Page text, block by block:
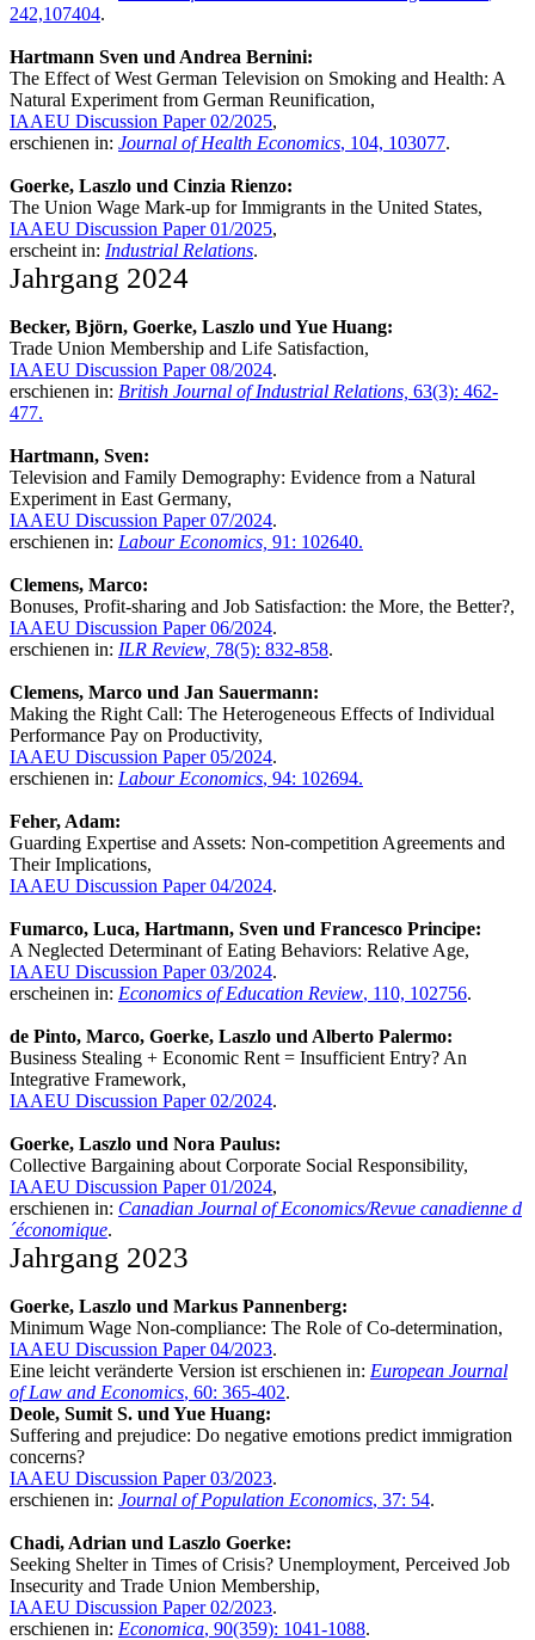
242,107404.
Hartmann Sven und Andrea Bernini:
The Effect of West German Television on Smoking and Health: A
Natural Experiment from German Reunification,
IAAEU Discussion Paper 02/2025,
erschienen in: Journal of Health Economics, 104, 103077.
Goerke, Laszlo und Cinzia Rienzo:
The Union Wage Mark-up for Immigrants in the United States,
IAAEU Discussion Paper 01/2025,
erscheint in: Industrial Relations.
Jahrgang 2024
Becker, Björn, Goerke, Laszlo und Yue Huang:
Trade Union Membership and Life Satisfaction,
IAAEU Discussion Paper 08/2024.
erschienen in: British Journal of Industrial Relations, 63(3): 462-
477.
Hartmann, Sven:
Television and Family Demography: Evidence from a Natural
Experiment in East Germany,
IAAEU Discussion Paper 07/2024.
erschienen in: Labour Economics, 91: 102640.
Clemens, Marco:
Bonuses, Profit-sharing and Job Satisfaction: the More, the Better?,
IAAEU Discussion Paper 06/2024.
erschienen in: ILR Review, 78(5): 832-858.
Clemens, Marco und Jan Sauermann:
Making the Right Call: The Heterogeneous Effects of Individual
Performance Pay on Productivity,
IAAEU Discussion Paper 05/2024.
erschienen in: Labour Economics, 94: 102694.
Feher, Adam:
Guarding Expertise and Assets: Non-competition Agreements and
Their Implications,
IAAEU Discussion Paper 04/2024.
Fumarco, Luca, Hartmann, Sven und Francesco Principe:
A Neglected Determinant of Eating Behaviors: Relative Age,
IAAEU Discussion Paper 03/2024.
erscheinen in: Economics of Education Review, 110, 102756.
de Pinto, Marco, Goerke, Laszlo und Alberto Palermo:
Business Stealing + Economic Rent = Insufficient Entry? An
Integrative Framework,
IAAEU Discussion Paper 02/2024.
Goerke, Laszlo und Nora Paulus:
Collective Bargaining about Corporate Social Responsibility,
IAAEU Discussion Paper 01/2024,
erschienen in: Canadian Journal of Economics/Revue canadienne d
´économique.
Jahrgang 2023
Goerke, Laszlo und Markus Pannenberg:
Minimum Wage Non-compliance: The Role of Co-determination,
IAAEU Discussion Paper 04/2023.
Eine leicht veränderte Version ist erschienen in: European Journal
of Law and Economics, 60: 365-402.
Deole, Sumit S. und Yue Huang:
Suffering and prejudice: Do negative emotions predict immigration
concerns?
IAAEU Discussion Paper 03/2023.
erschienen in: Journal of Population Economics, 37: 54.
Chadi, Adrian und Laszlo Goerke:
Seeking Shelter in Times of Crisis? Unemployment, Perceived Job
Insecurity and Trade Union Membership,
IAAEU Discussion Paper 02/2023.
erschienen in: Economica, 90(359): 1041-1088.